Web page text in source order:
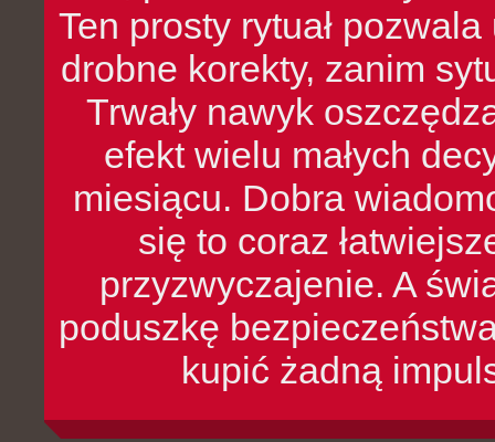
Ten prosty rytuał
drobne korekty, zanim
Trwały nawyk
efekt wielu małych
miesiącu. Dobra
się to coraz
przyzwyczajenie. A
poduszkę
kupić żadną